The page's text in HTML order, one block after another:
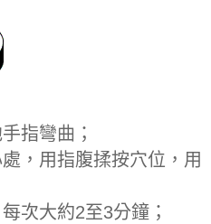
指彎曲；
，用指腹揉按穴位，用
次大約2至3分鐘；